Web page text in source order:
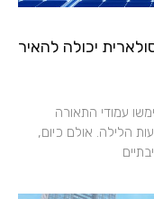
יכולה להאיר
עמודי התאורה
הלילה. אולם כיום,